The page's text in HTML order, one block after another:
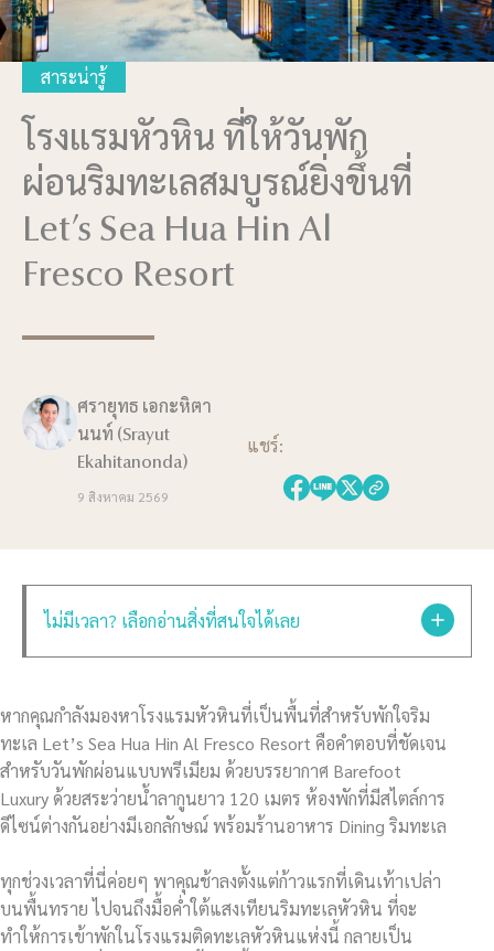
สาระน่ารู้
โรงแรมหัวหิน ที่ให้วันพัก
ผ่อนริมทะเลสมบูรณ์ยิ่งขึ้นที่
Let’s Sea Hua Hin Al
Fresco Resort
ศรายุทธ เอกะหิตา
นนท์ (Srayut
Ekahitanonda)
9 สิงหาคม 2569
แชร์:
ไม่มีเวลา? เลือกอ่านสิ่งที่สนใจได้เลย
หากคุณกำลังมองหาโรงแรมหัวหินที่เป็นพื้นที่สำหรับพักใจริม
ทะเล Let’s Sea Hua Hin Al Fresco Resort คือคำตอบที่ชัดเจน
สำหรับวันพักผ่อนแบบพรีเมียม ด้วยบรรยากาศ Barefoot
Luxury ด้วยสระว่ายน้ำลากูนยาว 120 เมตร ห้องพักที่มีสไตล์การ
ดีไซน์ต่างกันอย่างมีเอกลักษณ์ พร้อมร้านอาหาร Dining ริมทะเล
ทุกช่วงเวลาที่นี่ค่อยๆ พาคุณช้าลงตั้งแต่ก้าวแรกที่เดินเท้าเปล่า
บนพื้นทราย ไปจนถึงมื้อค่ำใต้แสงเทียนริมทะเลหัวหิน ที่จะ
ทำให้การเข้าพักในโรงแรมติดทะเลหัวหินแห่งนี้ กลายเป็น